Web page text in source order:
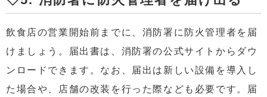
飲食店の営業開始前までに、消防署に防火管理者を届
けましょう。届出書は、消防署の公式サイトからダウ
ンロードできます。なお、届出は新しい設備を導入し
た場合や、店舗の改装を行った際なども必要です。届